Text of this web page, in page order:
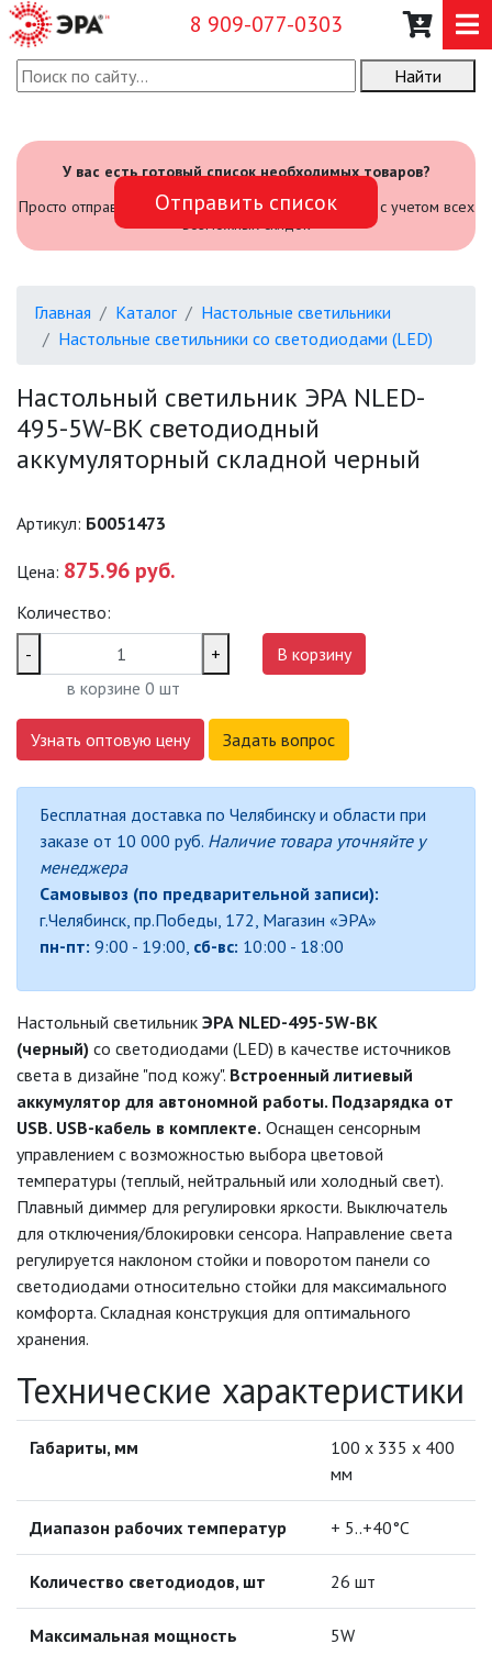
8 909-077-0303
О КОМПАНИИ
САДОВЫЙ ИНВЕНТАРЬ И
ИНСТРУМЕНТЫ
ОФИСНЫЕ ПОДВЕСНЫЕ
СВЕТИЛЬНИКИ «GEOMETRIA»
ПРОЖЕКТОРЫ
ФОНАРИ
САДОВЫЕ ФАСАДНЫЕ
СВЕТИЛЬНИКИ
РАСТЕНИЙ (ФИТОСВЕТИЛЬНИКИ)
БАКТЕРИЦИДНЫЕ ЛАМПЫ
ДАТЧИКИ ДВИЖЕНИЯ И
ФОТОРЕЛЕ
ДЕКОРАТИВНЫЕ СВЕТИЛЬНИКИ
ИЗОЛЯЦИОННАЯ ЛЕНТА
ИНФРАКРАСНЫЕ ЛАМПЫ
ИСТОЧНИКИ СВЕТА
КАБЕЛЕНЕСУЩИЕ СИСТЕМЫ
КЛЕЙКИЕ ЛЕНТЫ
ЛЕНТЫ СВЕТОДИОДНЫЕ (LED
ЛЕНТЫ)
ЛИНЕЙНЫЕ СВЕТОДИОДНЫЕ
СВЕТИЛЬНИКИ
Найти
У вас есть готовый список необходимых товаров?
Просто отправьте его нам и мы посчитаем стоимость с учетом всех
возможных скидок
Отправить список
Главная Каталог
Настольные светильники
Настольные светильники со светодиодами (LED)
Настольный светильник ЭРА NLED-
495-5W-BK светодиодный
аккумуляторный складной черный
Артикул: Б0051473
Цена: 875.96 руб.
Количество:
-
+
в корзине 0 шт
В корзину
Узнать оптовую цену Задать вопрос
Бесплатная доставка по Челябинску и области при
заказе от 10 000 руб. Наличие товара уточняйте у
менеджера
Самовывоз (по предварительной записи):
г.Челябинск, пр.Победы, 172, Магазин «ЭРА»
пн-пт: 9:00 - 19:00, сб-вс: 10:00 - 18:00
Настольный светильник ЭРА NLED-495-5W-BK
(черный) со светодиодами (LED) в качестве источников
света в дизайне "под кожу". Встроенный литиевый
аккумулятор для автономной работы. Подзарядка от
USB. USB-кабель в комплекте. Оснащен сенсорным
управлением с возможностью выбора цветовой
температуры (теплый, нейтральный или холодный свет).
Плавный диммер для регулировки яркости. Выключатель
для отключения/блокировки сенсора. Направление света
регулируется наклоном стойки и поворотом панели со
светодиодами относительно стойки для максимального
комфорта. Складная конструкция для оптимального
хранения.
Технические характеристики
Габариты, мм
100 х 335 х 400
мм
Диапазон рабочих температур + 5..+40°C
Количество светодиодов, шт 26 шт
Максимальная мощность 5W